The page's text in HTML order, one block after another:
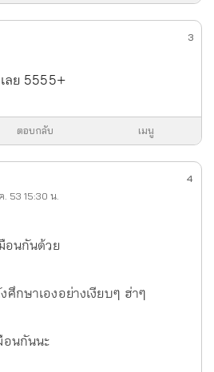
3
ลย 5555+
ตอบกลับ เมนู
. 53 15:30 น.
4
อนกันด้วย
กษาเองอย่างเงียบๆ ฮ่าๆ
นกันนะ